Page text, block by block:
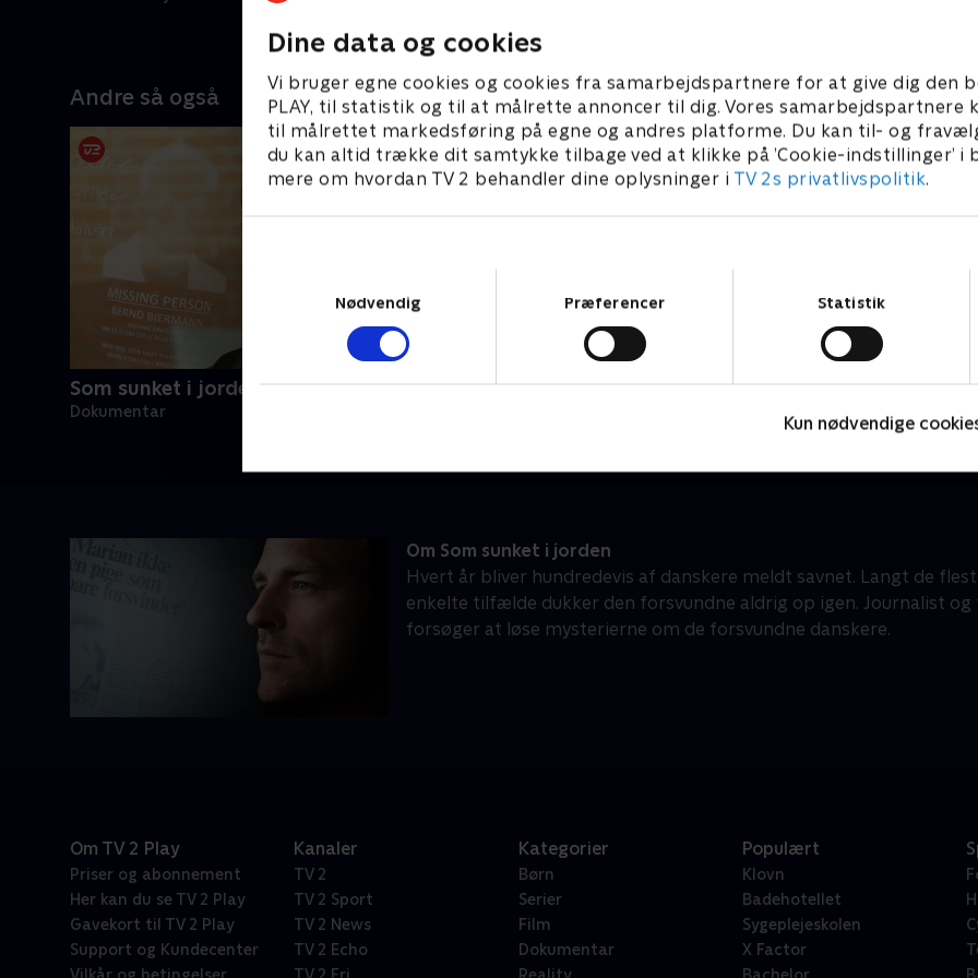
Dine data og cookies
Vi bruger egne cookies og cookies fra samarbejdspartnere for at give dig den
PLAY, til statistik og til at målrette annoncer til dig. Vores samarbejdspartnere
til målrettet markedsføring på egne og andres platforme. Du kan til- og
du kan altid trække dit samtykke tilbage ved at klikke på ’Cookie-indstillinger’ i
mere om hvordan TV 2 behandler dine oplysninger i TV 2s privatlivspolitik.
Nødvendig
Præferencer Statistik
Kun nødvendige
Andre så også
Som sunket i jorden - de nye spor
Dokumentar
Om Som sunket i jorden
Hvert år bliver hundredevis af danskere meldt savnet. Langt de
enkelte tilfælde dukker den forsvundne aldrig op igen. Journalist
forsøger at løse mysterierne om de forsvundne danskere.
Om TV 2 Play
Priser og abonnement
Her kan du se TV 2 Play
Gavekort til TV 2 Play
Support og Kundecenter
Kanaler
TV 2
TV 2 Sport
TV 2 News
TV 2 Echo
Kategorier
Børn
Serier
Film
Dokumentar
Populært
Klovn
Badehotellet
Sygeplejeskolen
X Factor